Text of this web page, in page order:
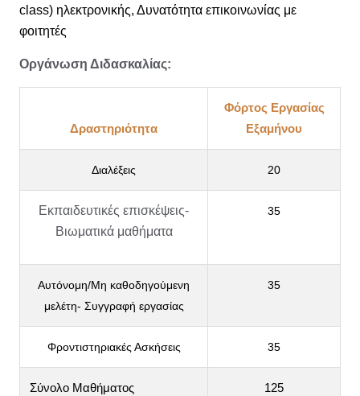
class) ηλεκτρονικής, Δυνατότητα επικοινωνίας με
φοιτητές
Οργάνωση Διδασκαλίας:
Δραστηριότητα
Φόρτος Εργασίας
Εξαμήνου
Διαλέξεις 20
Εκπαιδευτικές επισκέψεις-
Βιωματικά μαθήματα
35
Αυτόνομη/Μη καθοδηγούμενη
μελέτη- Συγγραφή εργασίας
35
Φροντιστηριακές Ασκήσεις 35
Σύνολο Μαθήματος 125